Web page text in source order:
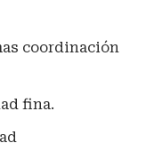
coordinación
fina.